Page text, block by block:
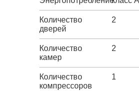
Количество
дверей
2
Количество
камер
2
Количество
компрессоров
1